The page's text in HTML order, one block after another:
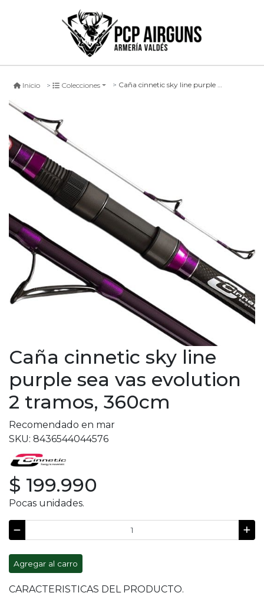
Inicio Colecciones Caña cinnetic sky line purple sea vas evolution 2 tramos, 360cm
Caña cinnetic sky line
purple sea vas evolution
2 tramos, 360cm
Recomendado en mar
SKU: 8436544044576
$ 199.990
Pocas unidades.
Agregar al carro
CARACTERISTICAS DEL PRODUCTO.